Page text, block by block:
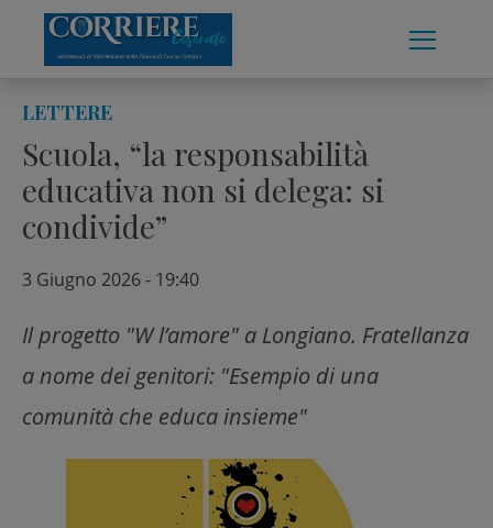
content
LETTERE
Scuola, “la responsabilità
educativa non si delega: si
condivide”
3 Giugno 2026 - 19:40
Il progetto "W l’amore" a Longiano. Fratellanza
a nome dei genitori: "Esempio di una
comunità che educa insieme"